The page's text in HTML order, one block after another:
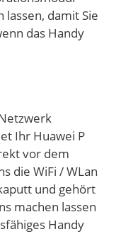
lassen, damit Sie
das Handy
Ihr Huawei P
vor dem
die WiFi / WLan
und gehört
machen lassen
Handy